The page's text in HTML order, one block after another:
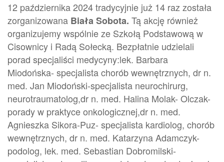
12 października 2024 tradycyjnie już 14 raz została
zorganizowana Biała Sobota. Tą akcję również
organizujemy wspólnie ze Szkołą Podstawową w
Cisownicy i Radą Sołecką. Bezpłatnie udzielali
porad specjaliści medycyny:lek. Barbara
Miodońska- specjalista chorób wewnętrznych, dr n.
med. Jan Miodoński-specjalista neurochirurg,
neurotraumatolog,dr n. med. Halina Molak- Olczak-
porady w praktyce onkologicznej,dr n. med.
Agnieszka Sikora-Puz- specjalista kardiolog, chorób
wewnętrznych, dr n. med. Katarzyna Adamczyk-
podolog, lek. med. Sebastian Dobromilski-